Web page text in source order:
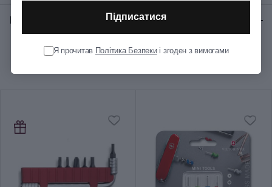
Функції
викрутка; Кільце/отвір для
підвісу
Довжина складаного ножа
Відгуки: Підписатися
Я прочитав Політика Безпекиі згоден з вимогами